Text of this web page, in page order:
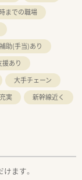
までの職場
助(手当)あり
あり
大手チェーン
実
新幹線近く
ます。